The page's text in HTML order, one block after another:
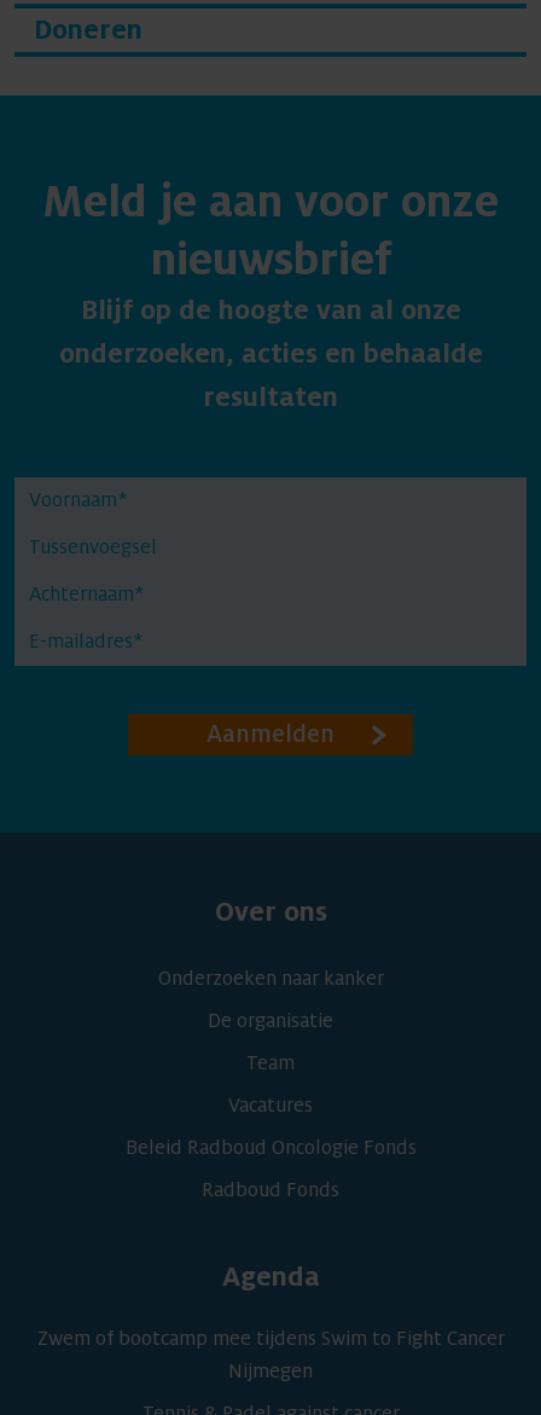
Doneren
Meld je aan voor onze
nieuwsbrief
Blijf op de hoogte van al onze
onderzoeken, acties en behaalde
resultaten
Aanmelden
Over ons
Onderzoeken naar kanker
De organisatie
Team
Vacatures
Beleid Radboud Oncologie Fonds
Radboud Fonds
Agenda
Zwem of bootcamp mee tijdens Swim to Fight Cancer
Nijmegen